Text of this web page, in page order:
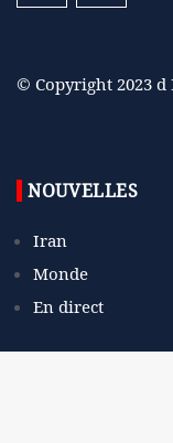
© Copyright 2023 d
NOUVELLES
Iran
Monde
En direct